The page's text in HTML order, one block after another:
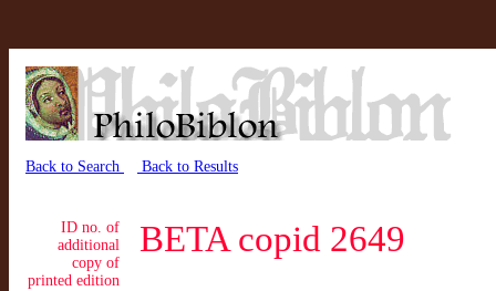
Back to Search Back to Results
ID no. of
additional
copy of
printed edition
BETA copid 2649